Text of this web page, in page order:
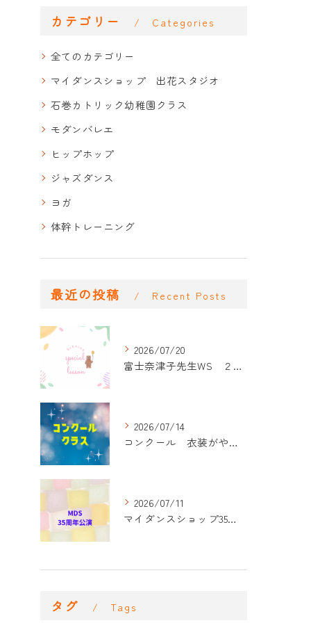
カテゴリー Categories
全てのカテゴリー
マイダンスショップ 出花スタジオ
石巻カトリック幼稚園クラス
モダンバレエ
ヒップホップ
ジャズダンス
ヨガ
体幹トレーニング
最近の投稿 Recent Posts
2026/07/20
富士奈津子先生WS ２回目
2026/07/14
コンクール 衣装がやって来た！
2026/07/11
マイダンスショップ35周年記念公演 振付開始
タグ Tags